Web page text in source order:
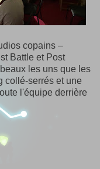
copains –
Battle et Post
les uns que les
collé-serrés et une
l'équipe derrière